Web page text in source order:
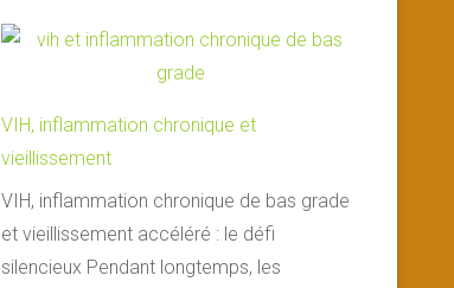
VIH, inflammation chronique et
vieillissement
VIH, inflammation chronique de bas grade
et vieillissement accéléré : le défi
silencieux Pendant longtemps, les